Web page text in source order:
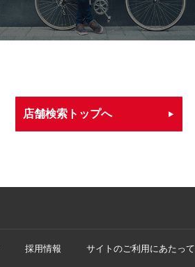
店舗検索トップへ
採用情報 サイトのご利用にあたって